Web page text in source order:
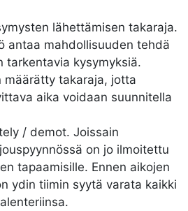
lähettämisen takaraja.
antaa mahdollisuuden tehdä
tarkentavia kysymyksiä.
määrätty takaraja, jotta
aika voidaan suunnitella
/ demot. Joissain
on jo ilmoitettu
tapaamisille. Ennen aikojen
ydin tiimin syytä varata kaikki